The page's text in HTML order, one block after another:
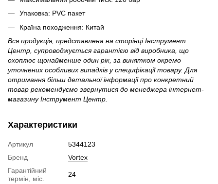
Упаковка: PVC пакет
Країна походження: Китай
Вся продукція, представлена на сторінці Інструмент
Центр, супроводжується гарантією від виробника, що
охоплює щонайменше один рік, за винятком окремо
уточнених особливих випадків у специфікації товару. Для
отримання більш детальної інформації про конкретний
товар рекомендуємо звернутися до менеджера інтернет-
магазину Інструмент Центр.
Характеристики
Артикул
5344123
Бренд
Vortex
Гарантійний
термін, міс.
24